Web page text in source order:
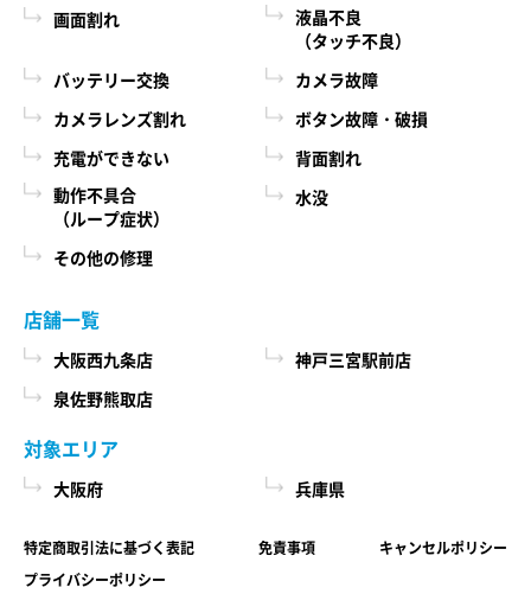
画面割れ
液晶不良
（タッチ不良）
バッテリー交換
カメラ故障
カメラレンズ割れ
ボタン故障・破損
充電ができない
背面割れ
動作不具合
（ループ症状）
水没
その他の修理
店舗一覧
大阪西九条店
神戸三宮駅前店
泉佐野熊取店
対象エリア
大阪府 兵庫県
特定商取引法に基づく表記 免責事項
キャンセルポリシー
プライバシーポリシー